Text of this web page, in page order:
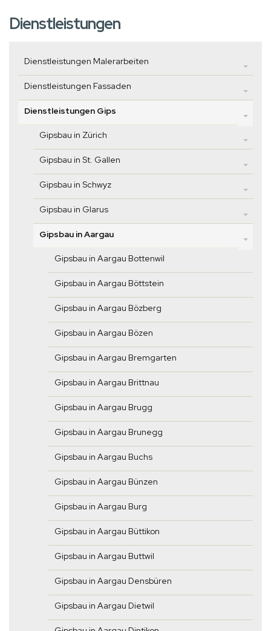
Dienstleistungen
Dienstleistungen Malerarbeiten
Dienstleistungen Fassaden
Dienstleistungen Gips
Gipsbau in Zürich
Gipsbau in St. Gallen
Gipsbau in Schwyz
Gipsbau in Glarus
Gipsbau in Aargau
Gipsbau in Aargau Bottenwil
Gipsbau in Aargau Böttstein
Gipsbau in Aargau Bözberg
Gipsbau in Aargau Bözen
Gipsbau in Aargau Bremgarten
Gipsbau in Aargau Brittnau
Gipsbau in Aargau Brugg
Gipsbau in Aargau Brunegg
Gipsbau in Aargau Buchs
Gipsbau in Aargau Bünzen
Gipsbau in Aargau Burg
Gipsbau in Aargau Büttikon
Gipsbau in Aargau Buttwil
Gipsbau in Aargau Densbüren
Gipsbau in Aargau Dietwil